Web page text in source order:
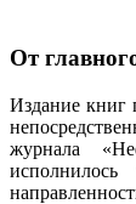
От
Издание книг
журнала